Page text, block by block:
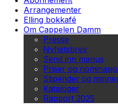
Arrangementer
Elling bokkafé
Om Cappelen Damm
Presse
Nyhetsbrev
Send inn manus
Priser og
Stipender og
Kataloger
Rapport 2025